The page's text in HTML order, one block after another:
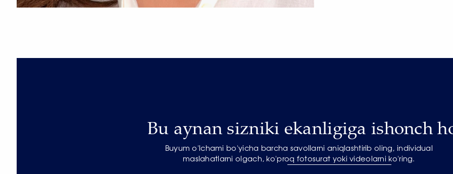
Bu aynan sizniki ekanligiga ishonch
Buyum o'lchami bo'yicha barcha savollarni aniqlashtirib oling, individual
maslahatlarni olgach, ko'proq fotosurat yoki videolarni ko'ring.